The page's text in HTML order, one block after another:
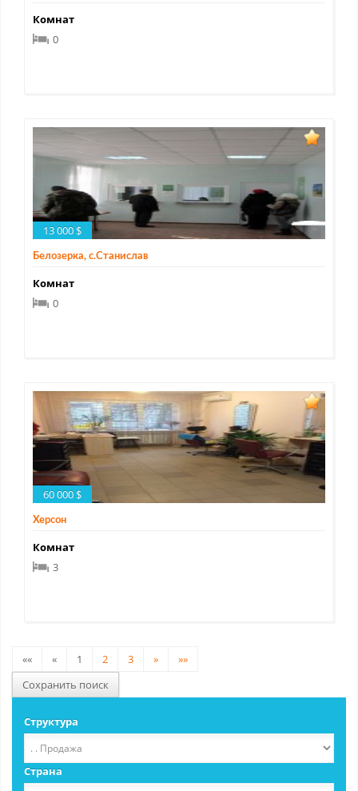
Комнат
0
13 000 $
Белозерка, с.Станислав
Комнат
0
60 000 $
Херсон
Комнат
3
«« « 1 2 3 »
»»
Сохранить поиск
Структура
Страна